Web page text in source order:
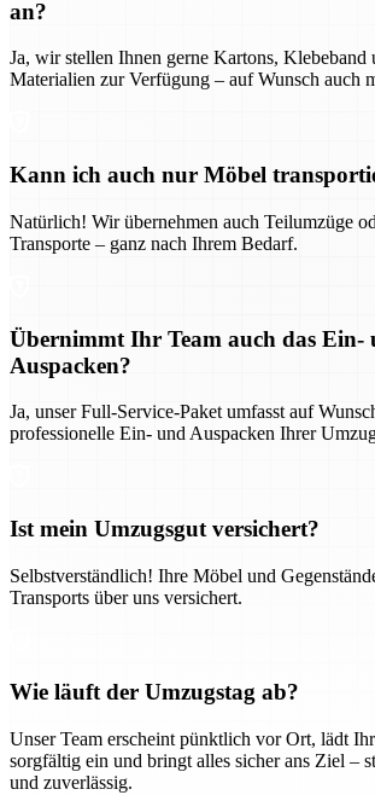
an?
Ja, wir stellen Ihnen gerne Kartons, Klebeband
Materialien zur Verfügung – auf Wunsch auch
Kann ich auch nur Möbel
Natürlich! Wir übernehmen auch Teilumzüge
Transporte – ganz nach Ihrem Bedarf.
Übernimmt Ihr Team auch das Ein-
Auspacken?
Ja, unser Full-Service-Paket umfasst auf
professionelle Ein- und Auspacken Ihrer
Ist mein Umzugsgut versichert?
Selbstverständlich! Ihre Möbel und
Transports über uns versichert.
Wie läuft der Umzugstag ab?
Unser Team erscheint pünktlich vor Ort, lädt
sorgfältig ein und bringt alles sicher ans Ziel –
und zuverlässig.